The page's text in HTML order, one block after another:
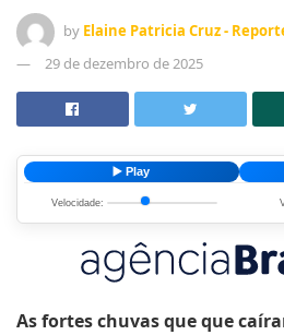
by Elaine Patricia Cruz -
29 de dezembro de 2025
▶️ Play
Velocidade:
As fortes chuvas que que